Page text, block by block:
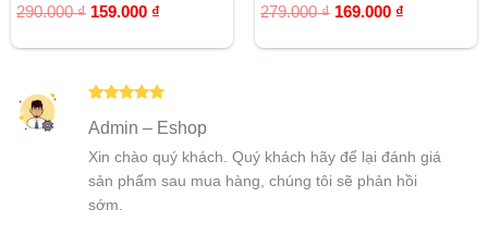
Được xếp
hạng
290.000₫ 159.000 ₫
Được xếp
hạng
279.000₫ 169.000 ₫
hạng55
Admin – Eshop
Xin chào quý khách. Quý khách hãy để lại đánh giá
sản phẩm sau mua hàng, chúng tôi sẽ phản hồi
sớm.